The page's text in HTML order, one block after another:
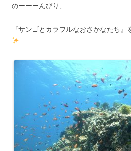
のーーーんびり、
『サンゴとカラフルなおさかなたち』